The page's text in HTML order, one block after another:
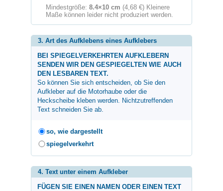
Mindestgröße: 8.4×10 cm (4,68 €) Kleinere
Maße können leider nicht produziert werden.
3. Art des Aufklebens eines Aufklebers
BEI SPIEGELVERKEHRTEN AUFKLEBERN
SENDEN WIR DEN GESPIEGELTEN WIE AUCH
DEN LESBAREN TEXT.
So können Sie sich entscheiden, ob Sie den
Aufkleber auf die Motorhaube oder die
Heckscheibe kleben werden. Nichtzutreffenden
Text schneiden Sie ab.
so, wie dargestellt
spiegelverkehrt
4. Text unter einem Aufkleber
FÜGEN SIE EINEN NAMEN ODER EINEN TEXT